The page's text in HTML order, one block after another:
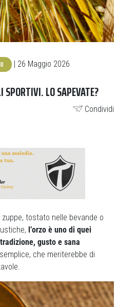
| 26 Maggio 2026
SPORTIVI. LO SAPEVATE?
Condividi
tostato nelle bevande o
l’orzo è uno di quei
gusto e sana
che meriterebbe di